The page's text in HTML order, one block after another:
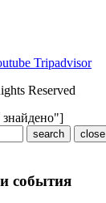
Tripadvisor
Reserved
close
события